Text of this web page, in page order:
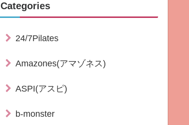
Categories
24/7Pilates
Amazones(アマゾネス)
ASPI(アスピ)
b-monster